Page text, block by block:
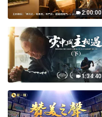
2:00:00
1:34:40